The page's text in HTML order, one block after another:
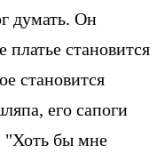
думать. Он
платье становится
становится
его сапоги
"Хоть бы мне